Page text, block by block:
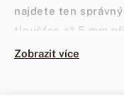
najdete ten
tloušťce až 5 mm
dubového dřeva –
Zobrazit více